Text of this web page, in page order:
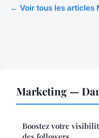
← Voir tous les articles
Marketing —
Boostez votre